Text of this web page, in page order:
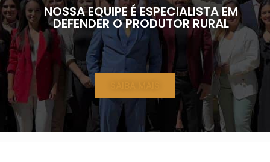
NOSSA EQUIPE É ESPECIALISTA EM
DEFENDER O PRODUTOR RURAL
SAIBA MAIS